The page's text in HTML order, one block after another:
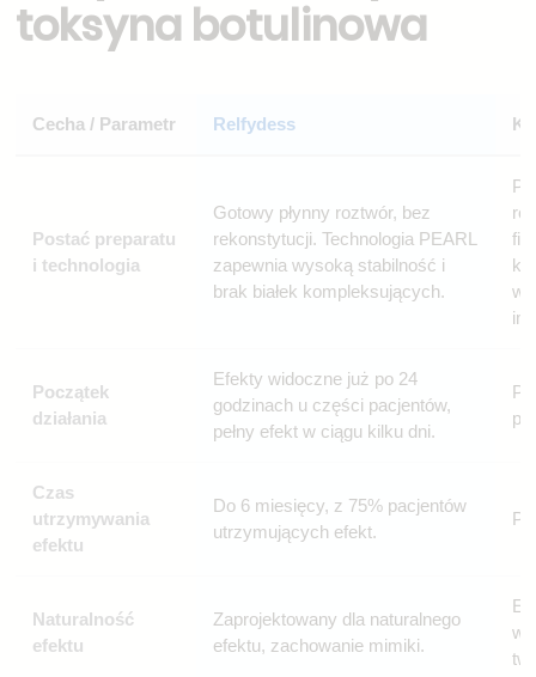
toksyna botulinowa
Cecha / Parametr Relfydess
Postać preparatu
i technologia
Gotowy płynny roztwór, bez
rekonstytucji. Technologia PEARL
zapewnia wysoką stabilność i
brak białek kompleksujących.
Początek
działania
Efekty widoczne już po 24
godzinach u części pacjentów,
pełny efekt w ciągu kilku dni.
Czas
utrzymywania
efektu
Do 6 miesięcy, z 75% pacjentów
utrzymujących efekt.
Naturalność
efektu
Zaprojektowany dla naturalnego
efektu, zachowanie mimiki.